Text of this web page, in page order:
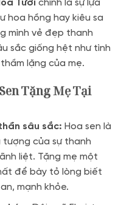
Tươi chính là sự lựa
hoa hồng hay kiêu sa
mình vẻ đẹp thanh
sắc giống hệt như tình
lặng của mẹ.
Tặng Mẹ Tại
sâu sắc: Hoa sen là
tượng của sự thanh
liệt. Tặng mẹ một
để bày tỏ lòng biết
mạnh khỏe.